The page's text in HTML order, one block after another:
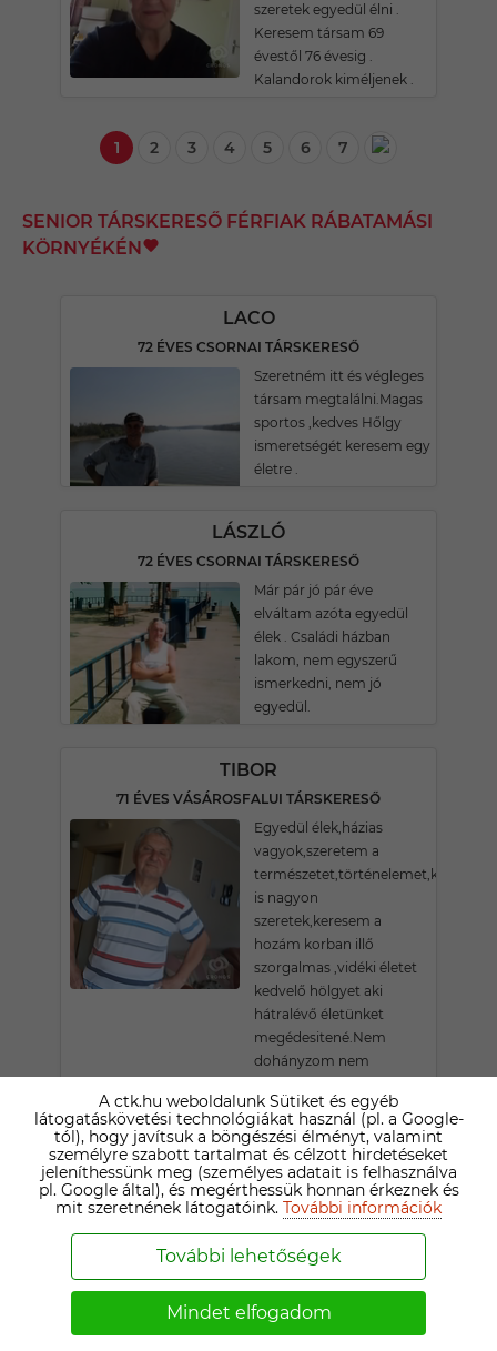
szeretek egyedül élni .
Keresem társam 69
évestől 76 évesig .
Kalandorok kiméljenek .
1 2 3 4 5 6 7
SENIOR TÁRSKERESŐ FÉRFIAK RÁBATAMÁSI
KÖRNYÉKÉN
LACO
72 ÉVES CSORNAI TÁRSKERESŐ
Szeretném itt és végleges
társam megtalálni.Magas
sportos ,kedves Hőlgy
ismeretségét keresem egy
életre .
LÁSZLÓ
72 ÉVES CSORNAI TÁRSKERESŐ
Már pár jó pár éve
elváltam azóta egyedül
élek . Családi házban
lakom, nem egyszerű
ismerkedni, nem jó
egyedül.
TIBOR
71 ÉVES VÁSÁROSFALUI TÁRSKERESŐ
Egyedül élek,házias
vagyok,szeretem a
is nagyon
szeretek,keresem a
hozám korban illő
szorgalmas ,vidéki életet
kedvelő hölgyet aki
hátralévő életünket
megédesitené.Nem
dohányzom nem
GYULA48
78 ÉVES KŐSZEGI TÁRSKERESŐ
24-éve korkedvezménnyel
rengeteg szabadidővel,
amit általában a hobbim
eltöltésével, kerékpározás,
túrázás, - már csak a
A ctk.hu weboldalunk Sütiket és egyéb
látogatáskövetési technológiákat használ (pl. a Google-
tól), hogy javítsuk a böngészési élményt, valamint
személyre szabott tartalmat és célzott hirdetéseket
jeleníthessünk meg (személyes adatait is felhasználva
pl. Google által), és megérthessük honnan érkeznek és
mit szeretnének látogatóink. További információk
További lehetőségek
Mindet elfogadom